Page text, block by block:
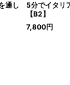
通し
5分でイタリ
【B2】
7,800円